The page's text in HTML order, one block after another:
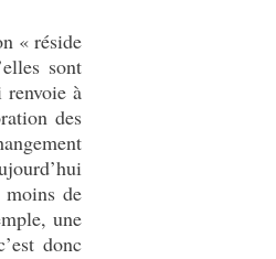
« réside
sont
renvoie à
des
de
une
donc